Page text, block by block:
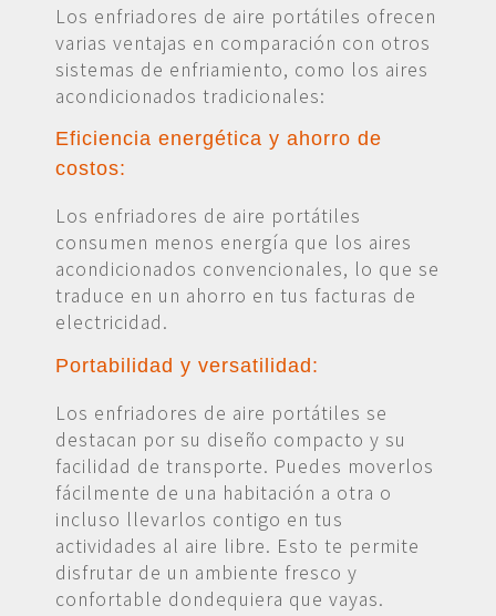
Los enfriadores de aire portátiles ofrecen
varias ventajas en comparación con otros
sistemas de enfriamiento, como los aires
acondicionados tradicionales:
Eficiencia energética y ahorro de
costos:
Los enfriadores de aire portátiles
consumen menos energía que los aires
acondicionados convencionales, lo que se
traduce en un ahorro en tus facturas de
electricidad.
Portabilidad y versatilidad:
Los enfriadores de aire portátiles se
destacan por su diseño compacto y su
facilidad de transporte. Puedes moverlos
fácilmente de una habitación a otra o
incluso llevarlos contigo en tus
actividades al aire libre. Esto te permite
disfrutar de un ambiente fresco y
confortable dondequiera que vayas.